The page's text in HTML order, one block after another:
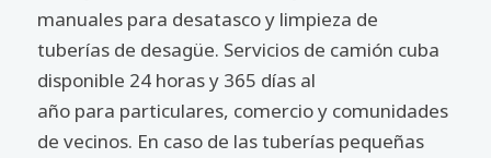
manuales para desatasco y limpieza de
tuberías de desagüe. Servicios de camión cuba
disponible 24 horas y 365 días al
año para particulares, comercio y comunidades
de vecinos. En caso de las tuberías pequeñas